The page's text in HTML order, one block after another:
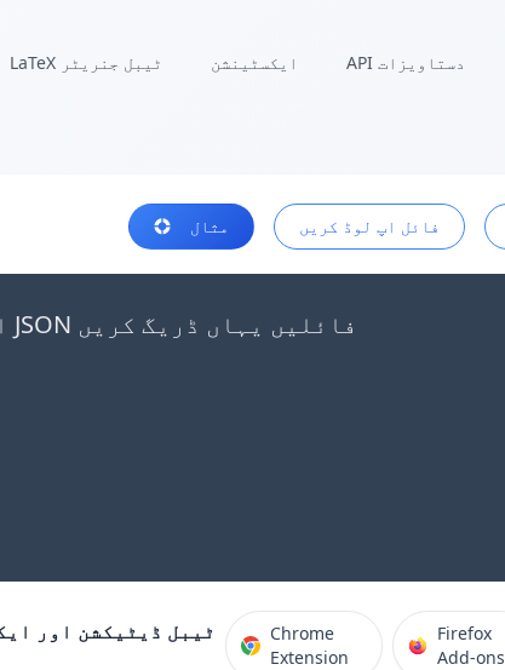
LaTeX ٹیبل جنریٹر ایکسٹینشن API دستاویزات
مثال فائل اپ لوڈ کریں
اپنا JSON ایرے ڈیٹا پیسٹ کریں یا JSON فائلیں یہاں ڈریگ کریں
ٹیبل ڈیٹیکشن اور
Chrome
Extension
Firefox
Add-ons